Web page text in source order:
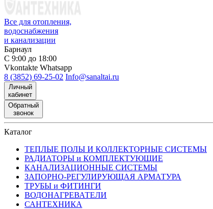
Все для отопления,
водоснабжения
и канализации
Барнаул
С 9:00 до 18:00
Vkontakte Whatsapp
8 (3852) 69-25-02 Info@sanaltai.ru
Личный
кабинет
Обратный
звонок
Каталог
ТЕПЛЫЕ ПОЛЫ И КОЛЛЕКТОРНЫЕ СИСТЕМЫ
РАДИАТОРЫ и КОМПЛЕКТУЮЩИЕ
КАНАЛИЗАЦИОННЫЕ СИСТЕМЫ
ЗАПОРНО-РЕГУЛИРУЮЩАЯ АРМАТУРА
ТРУБЫ и ФИТИНГИ
ВОДОНАГРЕВАТЕЛИ
САНТЕХНИКА